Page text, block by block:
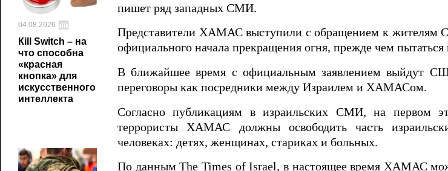
04.08.2026
Кill Switch – на
что способна
«красная
кнопка» для
искусственного
интеллекта
пишет ряд западных СМИ.
Представители ХАМАС выступили с обращением к жителям
официального начала прекращения огня, прежде чем
В ближайшее время с официальным заявлением выйдут
переговоры как посредники между Израилем и ХАМАСом.
Согласно публикациям в израильских СМИ, на первом
террористы ХАМАС должны освободить часть
человеках: детях, женщинах, стариках и больных.
По данным The Times of Israel, в настоящее время ХАМАС